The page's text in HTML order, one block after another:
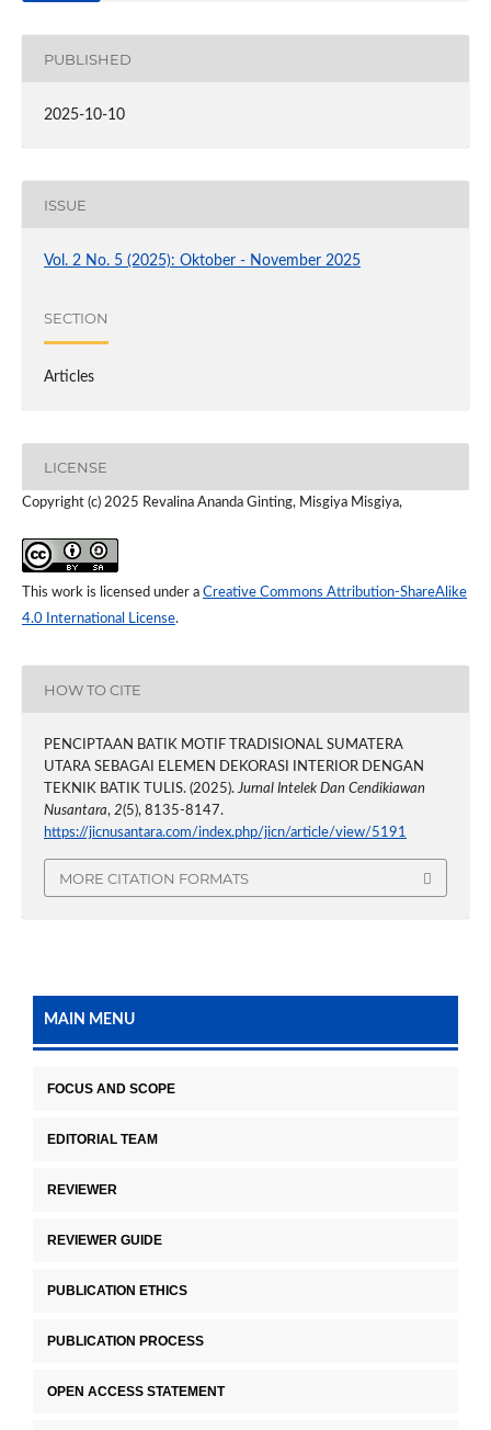
PUBLISHED
2025-10-10
ISSUE
Vol. 2 No. 5 (2025): Oktober - November 2025
SECTION
Articles
LICENSE
Copyright (c) 2025 Revalina Ananda Ginting, Misgiya Misgiya,
This work is licensed under a Creative Commons Attribution-ShareAlike
4.0 International License.
HOW TO CITE
PENCIPTAAN BATIK MOTIF TRADISIONAL SUMATERA
UTARA SEBAGAI ELEMEN DEKORASI INTERIOR DENGAN
TEKNIK BATIK TULIS. (2025).Jurnal Intelek Dan Cendikiawan
Nusantara, 2(5), 8135-8147.
https://jicnusantara.com/index.php/jicn/article/view/5191
MORE CITATION FORMATS
MAIN MENU
FOCUS AND SCOPE
EDITORIAL TEAM
REVIEWER
REVIEWER GUIDE
PUBLICATION ETHICS
PUBLICATION PROCESS
OPEN ACCESS STATEMENT